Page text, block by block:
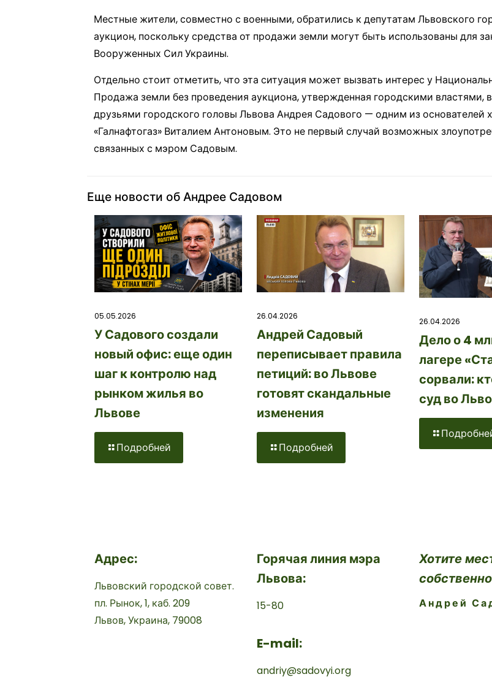
Местные жители, совместно с военными, обратились к депутатам Львовского
аукцион, поскольку средства от продажи земли могут быть использованы для
Вооруженных Сил Украины.
Отдельно стоит отметить, что эта ситуация может вызвать интерес у
Продажа земли без проведения аукциона, утвержденная городскими властями,
друзьями городского головы Львова Андрея Садового — одним из
«Галнафтогаз» Виталием Антоновым. Это не первый случай возможных
связанных с мэром Садовым.
Еще новости об Андрее Садовом
05.05.2026
У Садового создали
новый офис: еще один
шаг к контролю над
рынком жилья во
Львове
Подробней
26.04.2026
Андрей Садовый
переписывает правила
петиций: во Львове
готовят скандальные
изменения
Подробней
26.04.2026
Дело о 4
лагере
сорвали:
суд во
Адрес:
Львовский городской совет.
пл. Рынок, 1, каб. 209
Львов, Украина, 79008
Горячая линия мэра
Львова:
15-80
E-mail:
andriy@sadovyi.org
Хотите
Андрей